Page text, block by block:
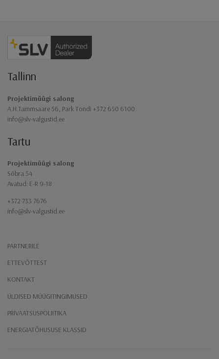
Jaluse navigatsioon
Tallinn
Projektimüügi salong
A.H.Tammsaare 56, Park Tondi +372 650 6100
info@slv-valgustid.ee
Tartu
Projektimüügi salong
Sõbra 54
Avatud: E-R 9-18
+372 733 7676
info@slv-valgustid.ee
PARTNERILE
ETTEVÕTTEST
KONTAKT
ÜLDISED MÜÜGITINGIMUSED
PRIVAATSUSPOLIITIKA
ENERGIATÕHUSUSE KLASSID